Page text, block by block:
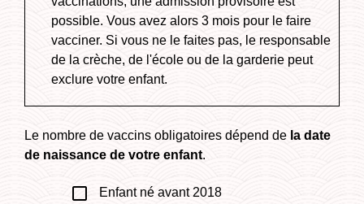
possible. Vous avez alors 3 mois pour le faire
vacciner. Si vous ne le faites pas, le responsable
de la crèche, de l'école ou de la garderie peut
exclure votre enfant.
Le nombre de vaccins obligatoires dépend de la date
de naissance de votre enfant.
check_box_outline_blank Enfant né avant 2018